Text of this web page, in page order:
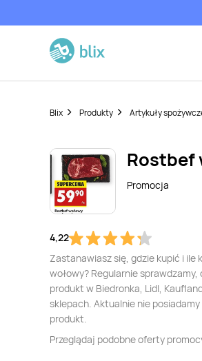
Blix Produkty Artykuły
Rostbef
Promocja
4,22
Zastanawiasz się, gdzie kupić i
wołowy? Regularnie
produkt w Biedronka, Lidl,
sklepach. Aktualnie nie
produkt.
Przeglądaj podobne oferty